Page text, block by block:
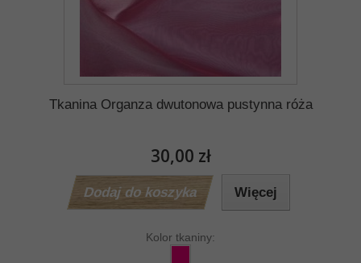
Tkanina Organza dwutonowa pustynna róża
30,00 zł
Dodaj do koszyka Więcej
Kolor tkaniny: